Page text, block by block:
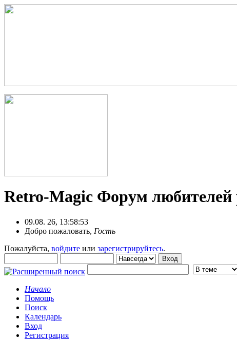
Retro-Magic Форум любителей
09.08. 26, 13:58:53
Добро пожаловать, Гость
Пожалуйста, войдите или зарегистрируйтесь.
Начало
Помощь
Поиск
Календарь
Вход
Регистрация